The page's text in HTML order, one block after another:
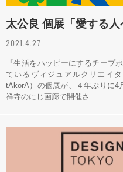
太公良 個展「愛する人
2021.4.27
『生活をハッピーにするチープ
ているヴィジュアルクリエイ
tAkorA）の個展が、４年ぶりに4
祥寺のにじ画廊で開催さ...